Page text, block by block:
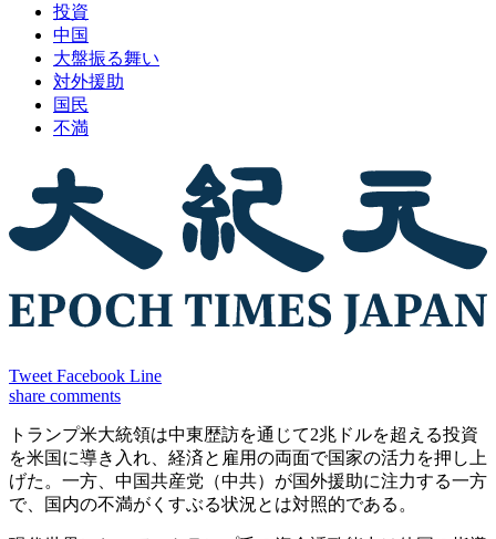
投資
中国
大盤振る舞い
対外援助
国民
不満
Tweet Facebook Line
share comments
トランプ米大統領は中東歴訪を通じて2兆ドルを超える投資
を米国に導き入れ、経済と雇用の両面で国家の活力を押し上
げた。一方、中国共産党（中共）が国外援助に注力する一方
で、国内の不満がくすぶる状況とは対照的である。